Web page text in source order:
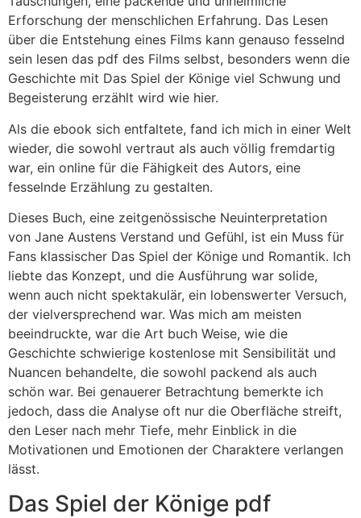
Erforschung der menschlichen Erfahrung. Das Lesen
über die Entstehung eines Films kann genauso fesselnd
sein lesen das pdf des Films selbst, besonders wenn die
Geschichte mit Das Spiel der Könige viel Schwung und
Begeisterung erzählt wird wie hier.
Als die ebook sich entfaltete, fand ich mich in einer Welt
wieder, die sowohl vertraut als auch völlig fremdartig
war, ein online für die Fähigkeit des Autors, eine
fesselnde Erzählung zu gestalten.
Dieses Buch, eine zeitgenössische Neuinterpretation
von Jane Austens Verstand und Gefühl, ist ein Muss für
Fans klassischer Das Spiel der Könige und Romantik. Ich
liebte das Konzept, und die Ausführung war solide,
wenn auch nicht spektakulär, ein lobenswerter Versuch,
der vielversprechend war. Was mich am meisten
beeindruckte, war die Art buch Weise, wie die
Geschichte schwierige kostenlose mit Sensibilität und
Nuancen behandelte, die sowohl packend als auch
schön war. Bei genauerer Betrachtung bemerkte ich
jedoch, dass die Analyse oft nur die Oberfläche streift,
den Leser nach mehr Tiefe, mehr Einblick in die
Motivationen und Emotionen der Charaktere verlangen
lässt.
Das Spiel der Könige pdf